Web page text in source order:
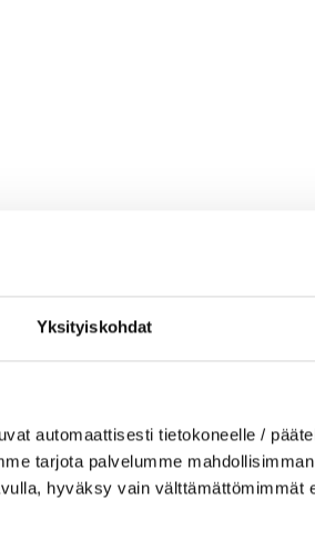
Yksityiskohdat
automaattisesti tietokoneelle /
tarjota palvelumme
hyväksy vain välttämättömimmät